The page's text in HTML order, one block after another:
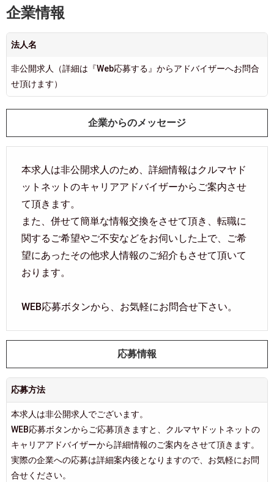
企業情報
法人名
非公開求人（詳細は『Web応募する』からアドバイザーへお問合
せ頂けます）
企業からのメッセージ
本求人は非公開求人のため、詳細情報はクルマヤド
ットネットのキャリアアドバイザーからご案内させ
て頂きます。
また、併せて簡単な情報交換をさせて頂き、転職に
関するご希望やご不安などをお伺いした上で、ご希
望にあったその他求人情報のご紹介もさせて頂いて
おります。
WEB応募ボタンから、お気軽にお問合せ下さい。
応募情報
応募方法
本求人は非公開求人でございます。
WEB応募ボタンからご応募頂きますと、クルマヤドットネットの
キャリアアドバイザーから詳細情報のご案内をさせて頂きます。
実際の企業への応募は詳細案内後となりますので、お気軽にお問
合せください。